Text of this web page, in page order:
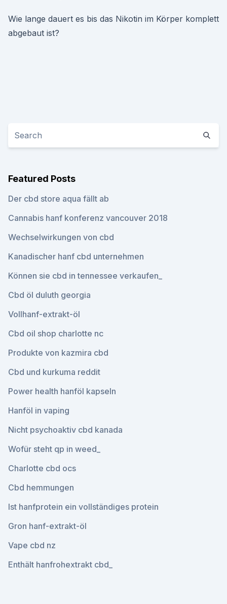
Wie lange dauert es bis das Nikotin im Körper komplett
abgebaut ist?
Featured Posts
Der cbd store aqua fällt ab
Cannabis hanf konferenz vancouver 2018
Wechselwirkungen von cbd
Kanadischer hanf cbd unternehmen
Können sie cbd in tennessee verkaufen_
Cbd öl duluth georgia
Vollhanf-extrakt-öl
Cbd oil shop charlotte nc
Produkte von kazmira cbd
Cbd und kurkuma reddit
Power health hanföl kapseln
Hanföl in vaping
Nicht psychoaktiv cbd kanada
Wofür steht qp in weed_
Charlotte cbd ocs
Cbd hemmungen
Ist hanfprotein ein vollständiges protein
Gron hanf-extrakt-öl
Vape cbd nz
Enthält hanfrohextrakt cbd_